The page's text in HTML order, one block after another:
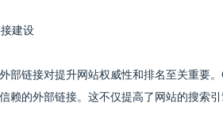
建设
部链接对提升网站权威性和排名至关重要
赖的外部链接。这不仅提高了网站的搜索